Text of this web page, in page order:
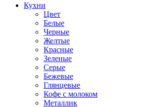
Кухни
Цвет
Белые
Черные
Желтые
Красные
Зеленые
Серые
Бежевые
Глянцевые
Кофе с молоком
Металлик